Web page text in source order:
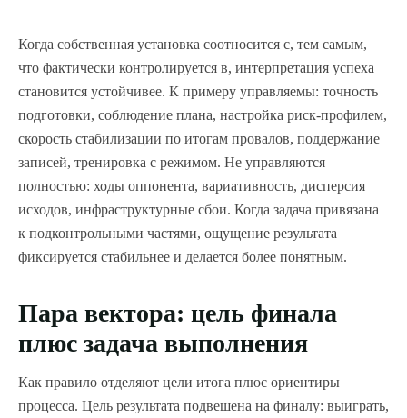
Когда собственная установка соотносится с, тем самым,
что фактически контролируется в, интерпретация успеха
становится устойчивее. К примеру управляемы: точность
подготовки, соблюдение плана, настройка риск-профилем,
скорость стабилизации по итогам провалов, поддержание
записей, тренировка с режимом. Не управляются
полностью: ходы оппонента, вариативность, дисперсия
исходов, инфраструктурные сбои. Когда задача привязана
к подконтрольными частями, ощущение результата
фиксируется стабильнее и делается более понятным.
Пара вектора: цель финала
плюс задача выполнения
Как правило отделяют цели итога плюс ориентиры
процесса. Цель результата подвешена на финалу: выиграть,